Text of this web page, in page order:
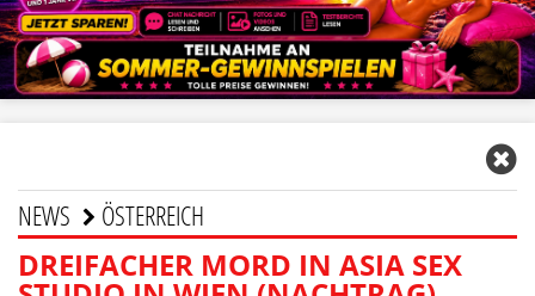
NEWS ÖSTERREICH
DREIFACHER MORD IN ASIA SEX